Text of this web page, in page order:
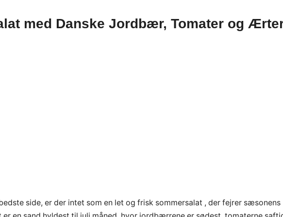
med Danske Jordbær, Tomater og
side, er der intet som en let og frisk sommersalat , der fejrer sæsonens